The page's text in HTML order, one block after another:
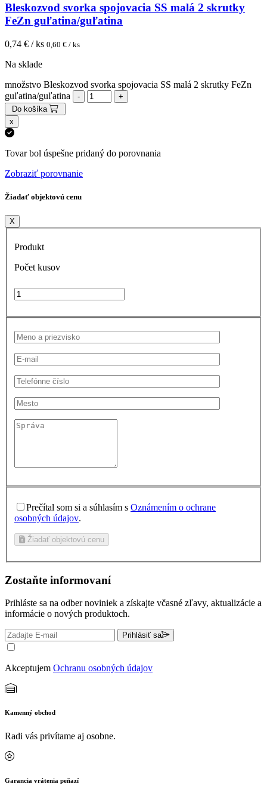
Bleskozvod svorka spojovacia SS malá 2 skrutky
FeZn guľatina/guľatina
0,74 € / ks 0,60 € / ks
Na sklade
množstvo Bleskozvod svorka spojovacia SS malá 2 skrutky FeZn
guľatina/guľatina
Do košíka
x
Tovar bol úspešne pridaný do porovnania
Zobraziť porovnanie
Žiadať objektovú cenu
X
Produkt
Počet kusov
Prečítal som si a súhlasím s Oznámením o ochrane
osobných údajov.
Žiadať objektovú cenu
Zostaňte informovaní
Prihláste sa na odber noviniek a získajte včasné zľavy, aktualizácie a
informácie o nových produktoch.
Prihlásiť sa
Akceptujem Ochranu osobných údajov
Kamenný obchod
Radi vás privítame aj osobne.
Garancia vrátenia peňazí